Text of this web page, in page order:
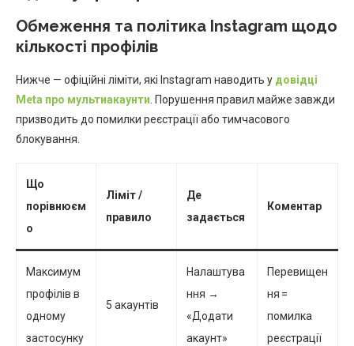
Обмеження та політика Instagram щодо
кількості профілів
Нижче — офіційні ліміти, які Instagram наводить у довідці
Meta про мультиакаунти . Порушення правил майже завжди
призводить до помилки реєстрації або тимчасового
блокування.
Що
порівнюєм
о
Ліміт /
правило
Де
задається
Коментар
Максимум
профілів в
одному
застосунку
5 акаунтів
Налаштува
ння →
«Додати
акаунт»
Перевищен
ня =
помилка
реєстрації